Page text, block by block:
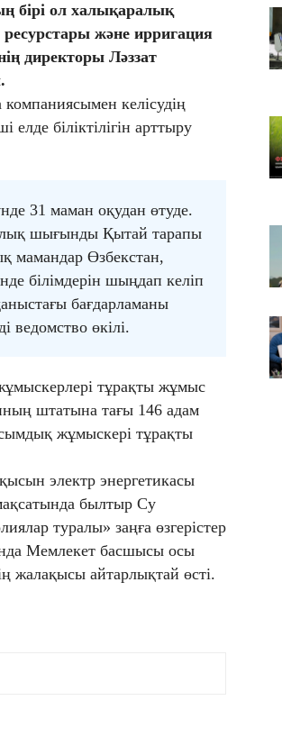
бірі ол халықаралық
және ирригация
директоры Ләззат
келісудің
біліктілігін арттыру
31 маман оқудан өтуде.
шығынды Қытай тарапы
мамандар Өзбекстан,
білімдерін шыңдап келіп
бағдарламаны
ведомство өкілі.
тұрақты жұмыс
штатына тағы 146 адам
жұмыскері тұрақты
электр энергетикасы
былтыр Су
туралы» заңға өзгерістер
Мемлекет басшысы осы
жалақысы айтарлықтай өсті.